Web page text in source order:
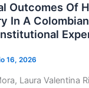
Outcomes Of
In A
16, 2026
Laura Valentina